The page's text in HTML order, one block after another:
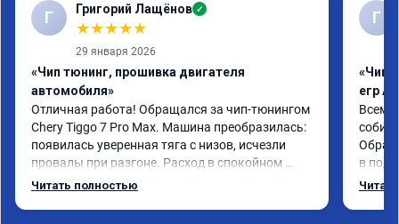
Г Григорий Лащёнов ✓
★★★★★
29 января 2026
«Чип тюнинг, прошивка двигателя
автомобиля»
Отличная работа! Обращался за чип-тюнингом
Chery Tiggo 7 Pro Max. Машина преобразилась:
появилась уверенная тяга с низов, исчезли
провалы при разгоне. Расход в спокойном
режиме даже немного снизился. Все сделали
Читать полностью
Г
«Чип
егр
Всем
в